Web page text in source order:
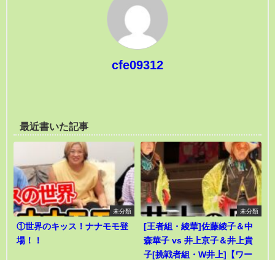
cfe09312
最近書いた記事
未分類
①世界のキッス！ナナモモ登
場！！
未分類
[王者組・綾華]佐藤綾子＆中
森華子 vs 井上京子＆井上貴
子[挑戦者組・W井上]【ワー